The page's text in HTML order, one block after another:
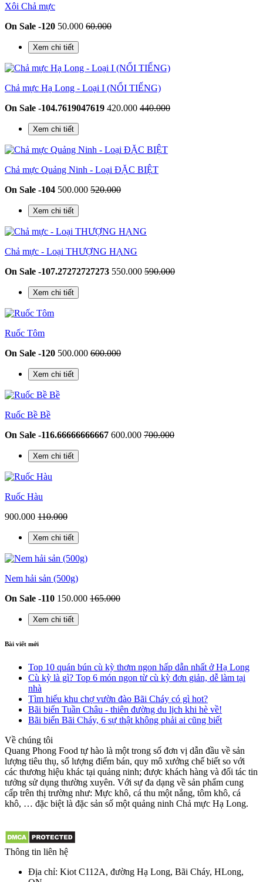
Xôi Chả mực
On Sale -120 50.000 60.000
Xem chi tiết
Chả mực Hạ Long - Loại I (NỔI TIẾNG)
On Sale -104.7619047619 420.000 440.000
Xem chi tiết
Chả mực Quảng Ninh - Loại ĐẶC BIỆT
On Sale -104 500.000 520.000
Xem chi tiết
Chả mực - Loại THƯỢNG HẠNG
On Sale -107.27272727273 550.000 590.000
Xem chi tiết
Ruốc Tôm
On Sale -120 500.000 600.000
Xem chi tiết
Ruốc Bề Bề
On Sale -116.66666666667 600.000 700.000
Xem chi tiết
Ruốc Hàu
900.000 110.000
Xem chi tiết
Nem hải sản (500g)
On Sale -110 150.000 165.000
Xem chi tiết
Bài viết mới
Top 10 quán bún cù kỳ thơm ngon hấp dẫn nhất ở Hạ Long
Cù kỳ là gì? Top 6 món ngon từ cù kỳ đơn giản, dễ làm tại
nhà
Tìm hiểu khu chợ vườn đào Bãi Cháy có gì hot?
Bãi biển Tuần Châu - thiên đường du lịch khi hè về!
Bãi biển Bãi Cháy, 6 sự thật không phải ai cũng biết
Về chúng tôi
Quang Phong Food tự hào là một trong số đơn vị dẫn đầu về sản
lượng tiêu thụ, số lượng điểm bán, quy mô xưởng chế biết so với
các thương hiệu khác tại quảng ninh; được khách hàng và đối tác tin
tưởng sử dụng thường xuyên. Với sự đa dạng về sản phẩm cung
cấp trên thị trường như: Mực khô, cá thu một nắng, tôm khô, cá
khô, … đặc biệt là đặc sản số một quảng ninh Chả mực Hạ Long.
Thông tin liên hệ
Địa chỉ: Kiot C112A, đường Hạ Long, Bãi Cháy, HLong,